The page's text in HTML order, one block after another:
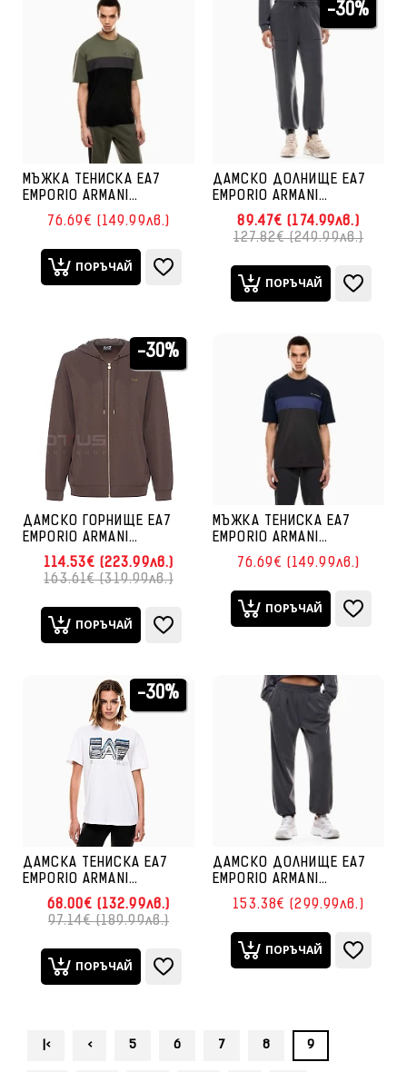
МЪЖКА ТЕНИСКА EA7
EMPORIO ARMANI
7M000935-U8100
ATHLETIC COLOUR BLOCK
TEE SS ЗЕЛЕНА
76.69€ (149.99лв.)
ПОРЪЧАЙ
-30%
ДАМСКО ДОЛНИЩЕ EA7
EMPORIO ARMANI
7W000193-U8117 CORE
LADY RELAX PANTS CH
ТЪМНОСИВО
89.47€ (174.99лв.)
127.82€ (249.99лв.)
ПОРЪЧАЙ
-30%
ДАМСКО ГОРНИЩЕ EA7
EMPORIO ARMANI
7W000192-U6063 CORE
LADY RELAX HOODIE FZ
КАФЯВО
114.53€ (223.99лв.)
163.61€ (319.99лв.)
ПОРЪЧАЙ
МЪЖКА ТЕНИСКА EA7
EMPORIO ARMANI
7M000935-UB102
ATHLETIC COLOUR BLOCK
TEE SS ТЪМНОСИНЯ
76.69€ (149.99лв.)
ПОРЪЧАЙ
-30%
ДАМСКА ТЕНИСКА EA7
EMPORIO ARMANI
7W000724-U0002 LOGO
SERIES TEE SS MAXI LOGO
SEQUINS CROSSOVER
БЯЛА
68.00€ (132.99лв.)
97.14€ (189.99лв.)
ПОРЪЧАЙ
ДАМСКО ДОЛНИЩЕ EA7
EMPORIO ARMANI
7W000446-U8117
PRECIOUS PANTS CH
ТЪМНОСИВО
153.38€ (299.99лв.)
ПОРЪЧАЙ
|< < 5 6 7 8 9